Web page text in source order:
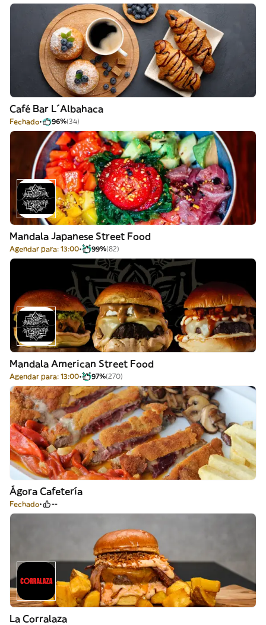
Café Bar L´Albahaca
Fechado 96%(34)
Mandala Japanese Street Food
Agendar para: 13:00 99%(82)
Mandala American Street Food
Agendar para: 13:00 97%(270)
Ágora Cafetería
Fechado --
La Corralaza